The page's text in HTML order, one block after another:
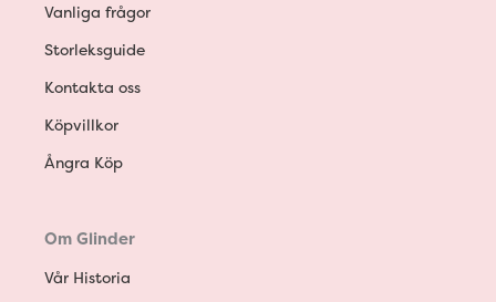
Vanliga frågor
Storleksguide
Kontakta oss
Köpvillkor
Ångra Köp
Om Glinder
Vår Historia